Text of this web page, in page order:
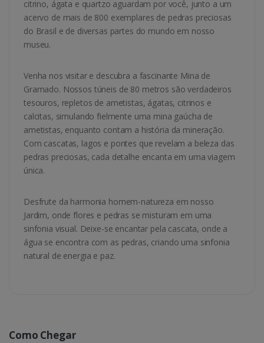
citrino, ágata e quartzo aguardam por você, junto a um
acervo de mais de 800 exemplares de pedras preciosas
do Brasil e de diversas partes do mundo em nosso
museu.
Venha nos visitar e descubra a fascinante Mina de
Gramado. Nossos túneis de 80 metros são verdadeiros
tesouros, repletos de ametistas, ágatas, citrinos e
calcitas, simulando fielmente uma mina gaúcha de
ametistas, enquanto contam a história da mineração.
Com cascatas, lagos e pontes que revelam a beleza das
pedras preciosas, cada detalhe encanta em uma viagem
única.
Desfrute da harmonia homem-natureza em nosso
Jardim, onde flores e pedras se misturam em uma
sinfonia visual. Deixe-se encantar pela cascata, onde a
água se encontra com as pedras, criando uma sinfonia
natural de energia e paz.
Como Chegar